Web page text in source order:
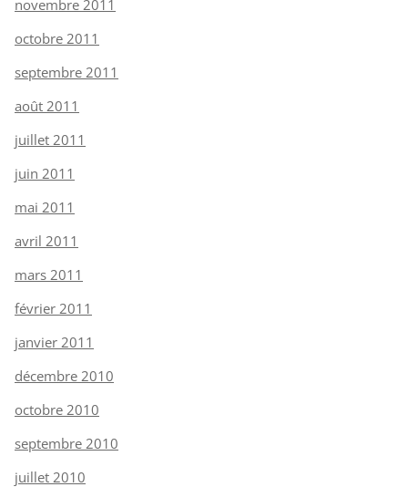
novembre 2011
octobre 2011
septembre 2011
août 2011
juillet 2011
juin 2011
mai 2011
avril 2011
mars 2011
février 2011
janvier 2011
décembre 2010
octobre 2010
septembre 2010
juillet 2010